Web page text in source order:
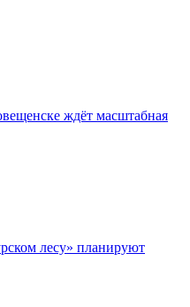
ждёт масштабная
лесу» планируют